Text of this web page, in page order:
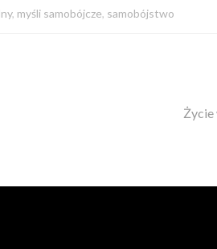
, myśli samobójcze, samobójstwo
Życie